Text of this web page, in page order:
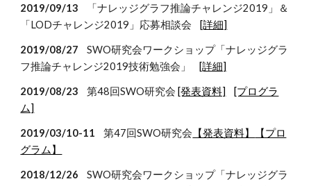
2019/09/13
「ナレッジグラフ推論チャレンジ2019」＆
「LODチャレンジ2019」応募相談会 [詳細]
2019/08/27SWO研究会ワークショップ「ナレッジグラ
フ推論チャレンジ2019技術勉強会」 [詳細]
2019/08/23第48回SWO研究会 [発表資料]
[プログラ
ム]
2019/03/10-11 第47回SWO研究会 【発表資料】
【プロ
グラム】
2018/12/26 SWO研究会ワークショップ「ナレッジグラ